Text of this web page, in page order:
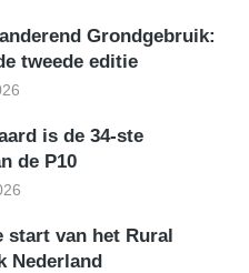
Grondgebruik:
tweede editie
is de 34-ste
de P10
start van het Rural
Nederland